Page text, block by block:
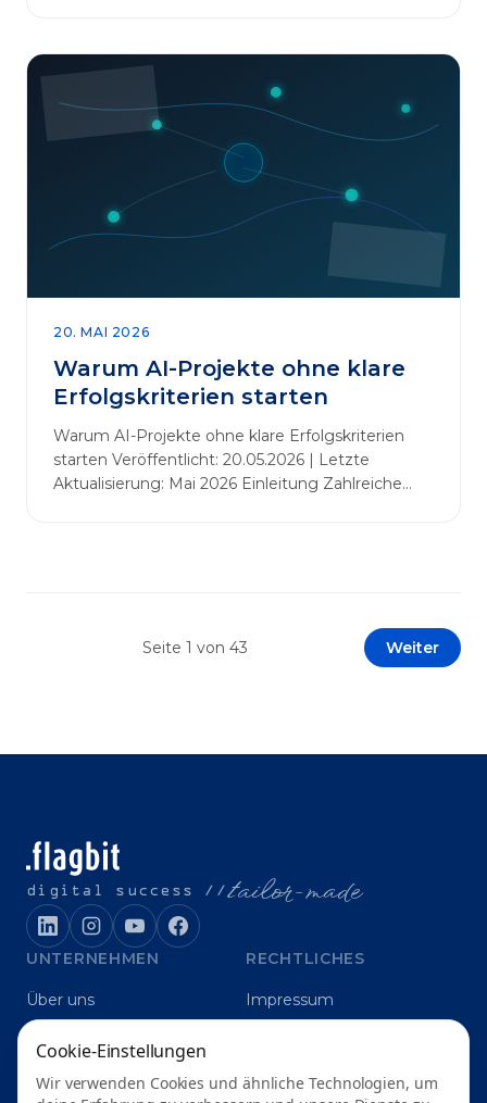
automatisieren oder sich Wettbewerbsvorteile zu
verschaffen. Oftmals liegt der Fokus dabei auf
praxisnahem Handeln: Erfahrungen sammeln,
Prototypen entwickeln und interne Skepsis
abbauen. Der zentrale Begriff dieses Beitrags ist
„Erfolgskriterien für AI-Projekte“. In [&hellip;]
20. MAI 2026
Warum AI-Projekte ohne klare
Erfolgskriterien starten
Warum AI-Projekte ohne klare Erfolgskriterien
starten Veröffentlicht: 20.05.2026 | Letzte
Aktualisierung: Mai 2026 Einleitung Zahlreiche
Prototypen entwickeln und interne Skepsis
abbauen. Der zentrale Begriff dieses Beitrags ist
Seite 1 von 43 Weiter
digital success //tailor-made
UNTERNEHMEN
Über uns
RECHTLICHES
Impressum
Cookie-Einstellungen
Wir verwenden Cookies und ähnliche Technologien, um